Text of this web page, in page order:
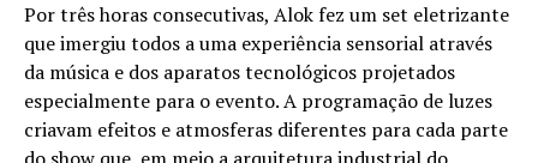
Por três horas consecutivas, Alok fez um set eletrizante
que imergiu todos a uma experiência sensorial através
da música e dos aparatos tecnológicos projetados
especialmente para o evento. A programação de luzes
criavam efeitos e atmosferas diferentes para cada parte